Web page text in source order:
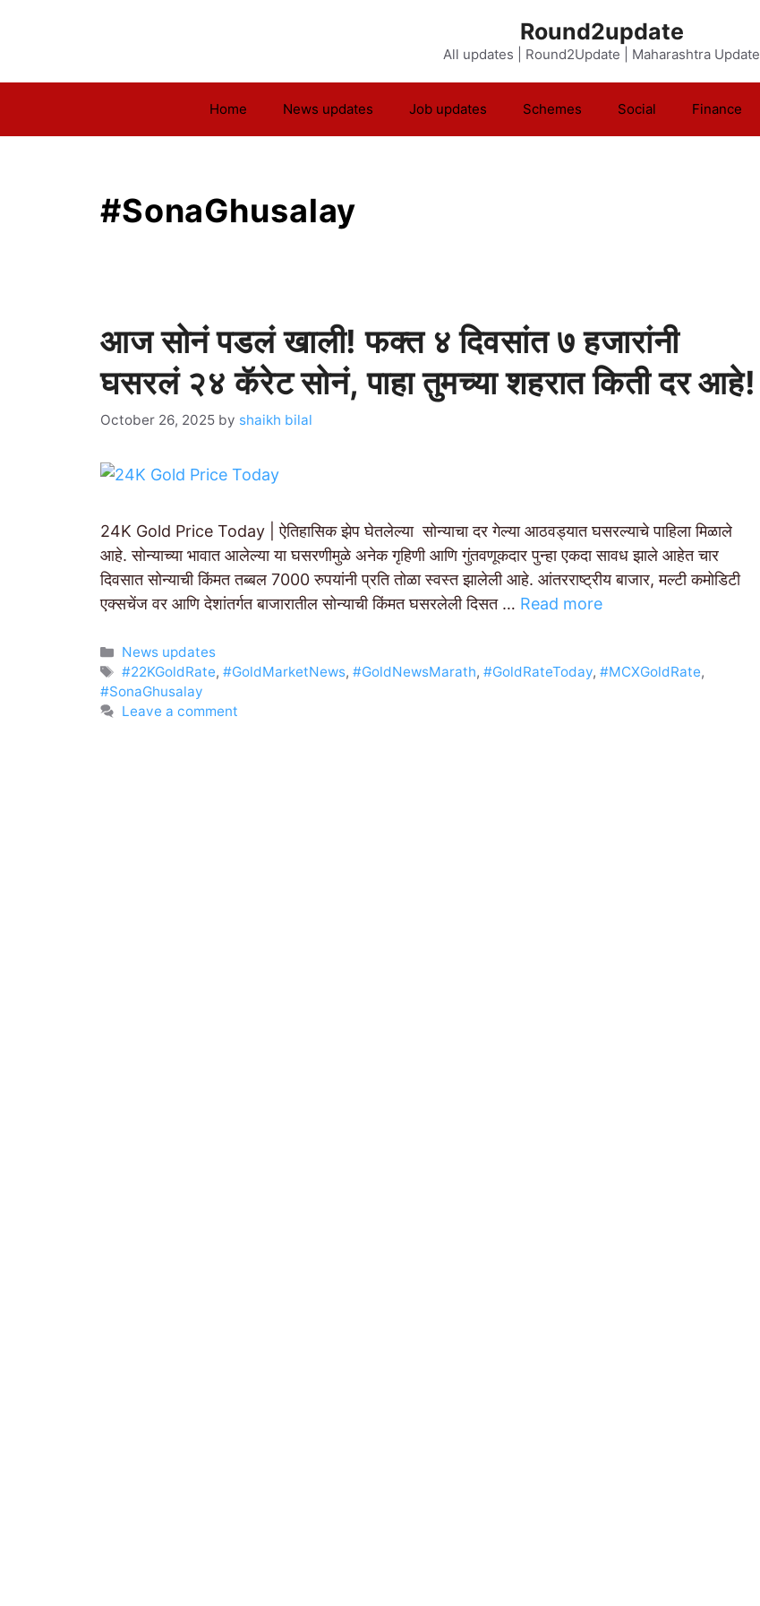
Round2update
All updates | Round2Update | Maharashtra Update
Home News updates Job updates Schemes Social Finance
#SonaGhusalay
आज सोनं पडलं खाली! फक्त ४ दिवसांत ७ हजारांनी
घसरलं २४ कॅरेट सोनं, पाहा तुमच्या शहरात किती दर आहे!
October 26, 2025 by shaikh bilal
24K Gold Price Today | ऐतिहासिक झेप घेतलेल्या सोन्याचा दर गेल्या आठवड्यात घसरल्याचे पाहिला मिळाले
आहे. सोन्याच्या भावात आलेल्या या घसरणीमुळे अनेक गृहिणी आणि गुंतवणूकदार पुन्हा एकदा सावध झाले आहेत चार
दिवसात सोन्याची किंमत तब्बल 7000 रुपयांनी प्रति तोळा स्वस्त झालेली आहे. आंतरराष्ट्रीय बाजार, मल्टी कमोडिटी
एक्सचेंज वर आणि देशांतर्गत बाजारातील सोन्याची किंमत घसरलेली दिसत … Read more
Categories
News updates
Tags
#22KGoldRate,#GoldMarketNews,#GoldNewsMarath,#GoldRateToday,#MCXGoldRate,
#SonaGhusalay
Leave a comment